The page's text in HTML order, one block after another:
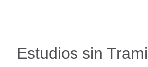
Estudios sin